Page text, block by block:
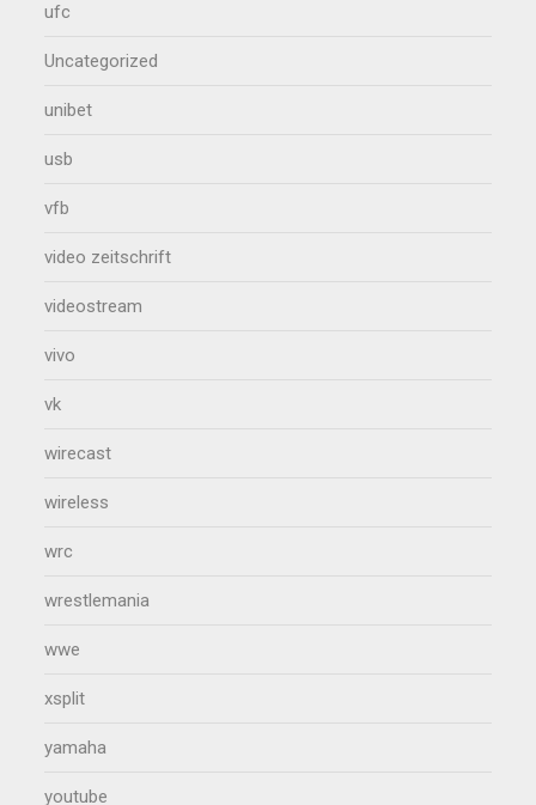
ufc
Uncategorized
unibet
usb
vfb
video zeitschrift
videostream
vivo
vk
wirecast
wireless
wrc
wrestlemania
wwe
xsplit
yamaha
youtube